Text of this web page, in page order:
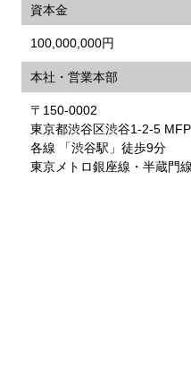
資本金
100,000,000円
本社・営業本部
〒150-0002
東京都渋谷区渋谷1-2-5
各線 「渋谷駅」徒歩9分
東京メトロ銀座線・半蔵門